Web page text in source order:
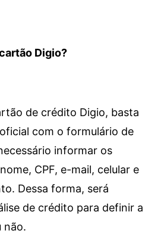
Digio?
de crédito Digio, basta
com o formulário de
informar os
CPF, e-mail, celular e
Dessa forma, será
de crédito para definir a
não.